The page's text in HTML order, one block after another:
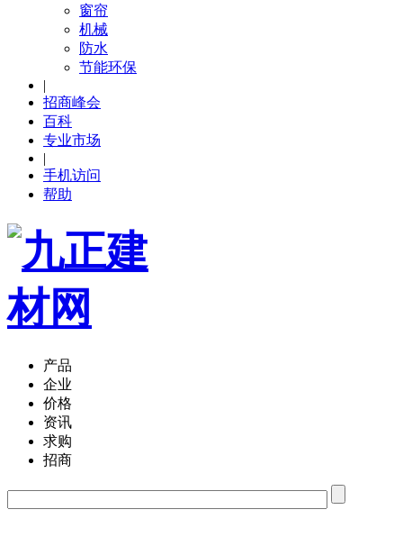
窗帘
机械
防水
节能环保
|
招商峰会
百科
专业市场
|
手机访问
帮助
产品
企业
价格
资讯
求购
招商